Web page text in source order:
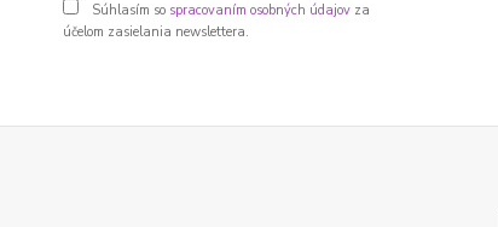
Súhlasím so spracovaním osobných údajov za
účelom zasielania newslettera.